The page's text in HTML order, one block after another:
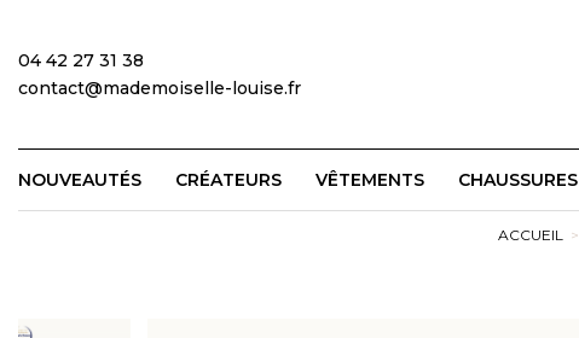
04 42 27 31 38
contact@mademoiselle-louise.fr
NOUVEAUTÉS CRÉATEURS VÊTEMENTS CHAUSSURES
ACCUEIL